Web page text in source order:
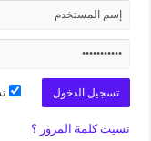
نسيت كلمة المرور ؟